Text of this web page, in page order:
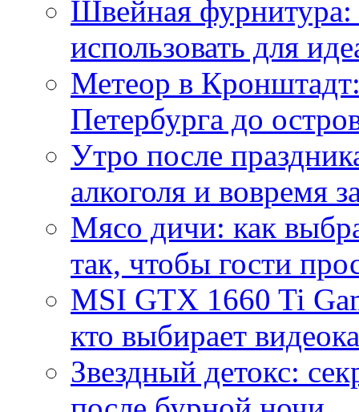
Швейная фурнитура:
использовать для
Метеор в
Петербурга до
Утро после
алкоголя и вовремя
Мясо дичи: как
так, чтобы гости
MSI GTX 1660 Ti
кто выбирает
Звездный детокс: